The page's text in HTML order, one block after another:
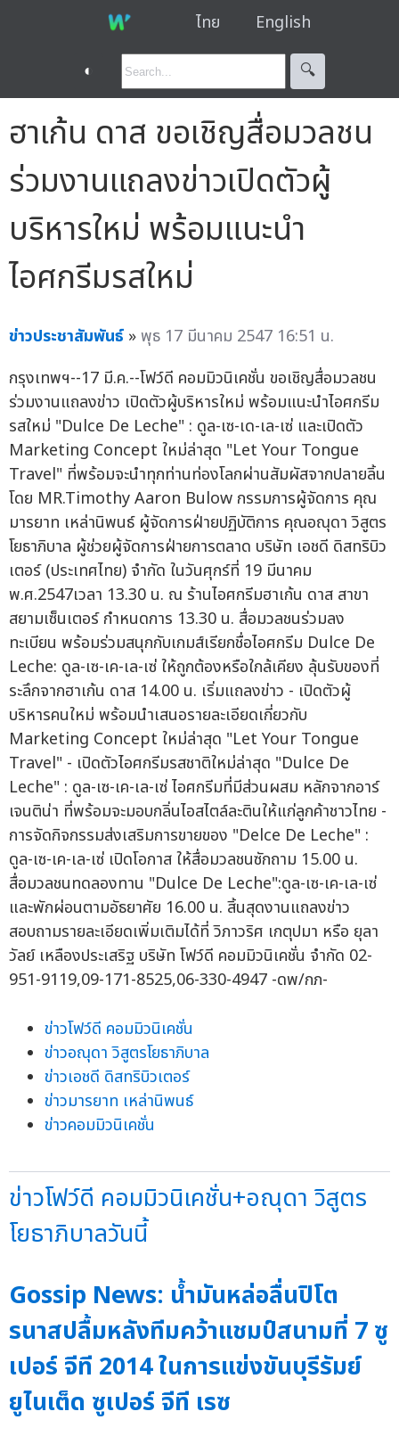
ไทย English
◐ 🔍︎
ฮาเก้น ดาส ขอเชิญสื่อมวลชน
ร่วมงานแถลงข่าวเปิดตัวผู้
บริหารใหม่ พร้อมแนะนำ
ไอศกรีมรสใหม่
ข่าวประชาสัมพันธ์ »พุธ 17 มีนาคม 2547 16:51 น.
กรุงเทพฯ--17 มี.ค.--โฟว์ดี คอมมิวนิเคชั่น ขอเชิญสื่อมวลชน
ร่วมงานแถลงข่าว เปิดตัวผู้บริหารใหม่ พร้อมแนะนำไอศกรีม
รสใหม่ "Dulce De Leche" : ดูล-เซ-เด-เล-เซ่ และเปิดตัว
Marketing Concept ใหม่ล่าสุด "Let Your Tongue
Travel" ที่พร้อมจะนำทุกท่านท่องโลกผ่านสัมผัสจากปลายลิ้น
โดย MR.Timothy Aaron Bulow กรรมการผู้จัดการ คุณ
มารยาท เหล่านิพนธ์ ผู้จัดการฝ่ายปฏิบัติการ คุณอณุดา วิสูตร
โยธาภิบาล ผู้ช่วยผู้จัดการฝ่ายการตลาด บริษัท เอชดี ดิสทริบิว
เตอร์ (ประเทศไทย) จำกัด ในวันศุกร์ที่ 19 มีนาคม
พ.ศ.2547เวลา 13.30 น. ณ ร้านไอศกรีมฮาเก้น ดาส สาขา
สยามเซ็นเตอร์ กำหนดการ 13.30 น. สื่อมวลชนร่วมลง
ทะเบียน พร้อมร่วมสนุกกับเกมส์เรียกชื่อไอศกรีม Dulce De
Leche: ดูล-เซ-เค-เล-เซ่ ให้ถูกต้องหรือใกล้เคียง ลุ้นรับของที่
ระลึกจากฮาเก้น ดาส 14.00 น. เริ่มแถลงข่าว - เปิดตัวผู้
บริหารคนใหม่ พร้อมนำเสนอรายละเอียดเกี่ยวกับ
Marketing Concept ใหม่ล่าสุด "Let Your Tongue
Travel" - เปิดตัวไอศกรีมรสชาติใหม่ล่าสุด "Dulce De
Leche" : ดูล-เซ-เค-เล-เซ่ ไอศกรีมที่มีส่วนผสม หลักจากอาร์
เจนติน่า ที่พร้อมจะมอบกลิ่นไอสไตล์ละตินให้แก่ลูกค้าชาวไทย -
การจัดกิจกรรมส่งเสริมการขายของ "Delce De Leche" :
ดูล-เซ-เค-เล-เซ่ เปิดโอกาส ให้สื่อมวลชนซักถาม 15.00 น.
สื่อมวลชนทดลองทาน "Dulce De Leche":ดูล-เซ-เค-เล-เซ่
และพักผ่อนตามอัธยาศัย 16.00 น. สิ้นสุดงานแถลงข่าว
สอบถามรายละเอียดเพิ่มเติมได้ที่ วิภาวริศ เกตุปมา หรือ ยุลา
วัลย์ เหลืองประเสริฐ บริษัท โฟว์ดี คอมมิวนิเคชั่น จำกัด 02-
951-9119,09-171-8525,06-330-4947 -ดพ/กภ-
ข่าวโฟว์ดี คอมมิวนิเคชั่น
ข่าวอณุดา วิสูตรโยธาภิบาล
ข่าวเอชดี ดิสทริบิวเตอร์
ข่าวมารยาท เหล่านิพนธ์
ข่าวคอมมิวนิเคชั่น
ข่าวโฟว์ดี คอมมิวนิเคชั่น+อณุดา วิสูตร
โยธาภิบาลวันนี้
Gossip News: น้ำมันหล่อลื่นปิโต
รนาสปลื้มหลังทีมคว้าแชมป์สนามที่ 7 ซู
เปอร์ จีที 2014 ในการแข่งขันบุรีรัมย์
ยูไนเต็ด ซูเปอร์ จีที เรซ